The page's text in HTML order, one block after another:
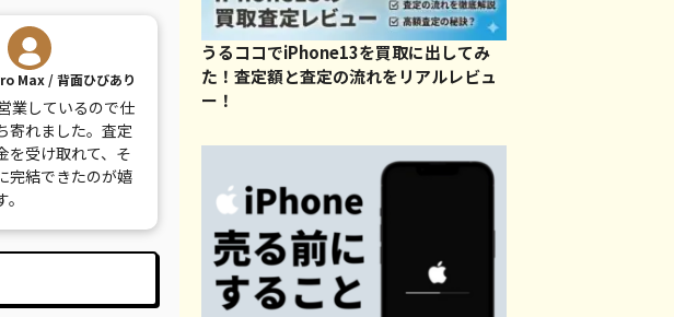
¥11,500
¥13,500
¥9,000
Max / 背面ひびあり
業しているので仕
寄れました。査定
を受け取れて、そ
完結できたのが嬉
うるココでiPhone13を買取に出してみ
た！査定額と査定の流れをリアルレビュ
ー！